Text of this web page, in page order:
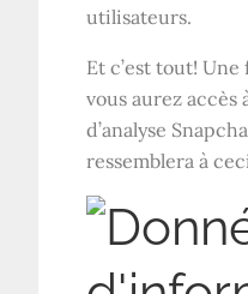
utilisateurs.
Et c’est tout! Une
vous aurez accès
d’analyse
ressemblera à